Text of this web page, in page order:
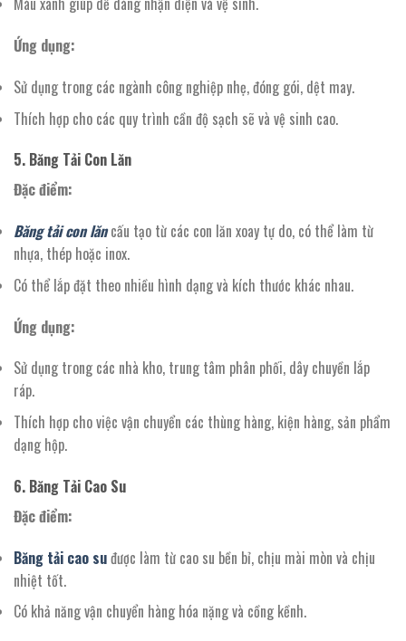
Ứng dụng:
Sử dụng trong các ngành công nghiệp nhẹ, đóng gói, dệt may.
Thích hợp cho các quy trình cần độ sạch sẽ và vệ sinh cao.
5. Băng Tải Con Lăn
Đặc điểm:
Băng tải con lăncấu tạo từ các con lăn xoay tự do, có thể làm từ
nhựa, thép hoặc inox.
Có thể lắp đặt theo nhiều hình dạng và kích thước khác nhau.
Ứng dụng:
Sử dụng trong các nhà kho, trung tâm phân phối, dây chuyền lắp
ráp.
Thích hợp cho việc vận chuyển các thùng hàng, kiện hàng, sản phẩm
dạng hộp.
6. Băng Tải Cao Su
Đặc điểm:
Băng tải cao suđược làm từ cao su bền bỉ, chịu mài mòn và chịu
nhiệt tốt.
Có khả năng vận chuyển hàng hóa nặng và cồng kềnh.